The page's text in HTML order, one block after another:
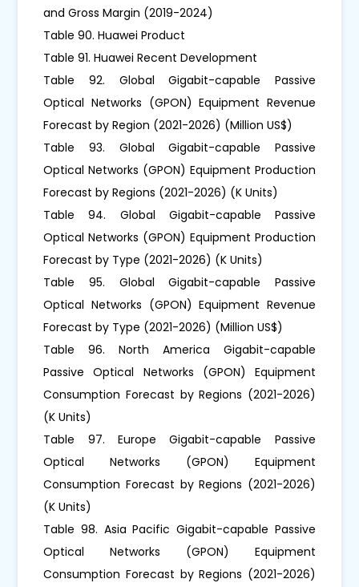
and Gross Margin (2019-2024)
Table 90. Huawei Product
Table 91. Huawei Recent Development
Table 92. Global Gigabit-capable Passive
Optical Networks (GPON) Equipment Revenue
Forecast by Region (2021-2026) (Million US$)
Table 93. Global Gigabit-capable Passive
Optical Networks (GPON) Equipment Production
Forecast by Regions (2021-2026) (K Units)
Table 94. Global Gigabit-capable Passive
Optical Networks (GPON) Equipment Production
Forecast by Type (2021-2026) (K Units)
Table 95. Global Gigabit-capable Passive
Optical Networks (GPON) Equipment Revenue
Forecast by Type (2021-2026) (Million US$)
Table 96. North America Gigabit-capable
Passive Optical Networks (GPON) Equipment
Consumption Forecast by Regions (2021-2026)
(K Units)
Table 97. Europe Gigabit-capable Passive
Optical Networks (GPON) Equipment
Consumption Forecast by Regions (2021-2026)
(K Units)
Table 98. Asia Pacific Gigabit-capable Passive
Optical Networks (GPON) Equipment
Consumption Forecast by Regions (2021-2026)